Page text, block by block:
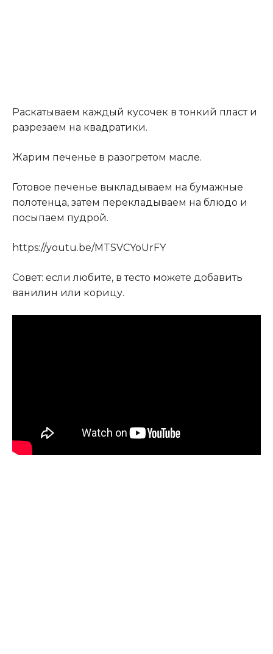
Раскатываем каждый кусочек в тонкий пласт и
разрезаем на квадратики.
Жарим печенье в разогретом масле.
Готовое печенье выкладываем на бумажные
полотенца, затем перекладываем на блюдо и
посыпаем пудрой.
https://youtu.be/MTSVCYoUrFY
Совет: если любите, в тесто можете добавить
ванилин или корицу.